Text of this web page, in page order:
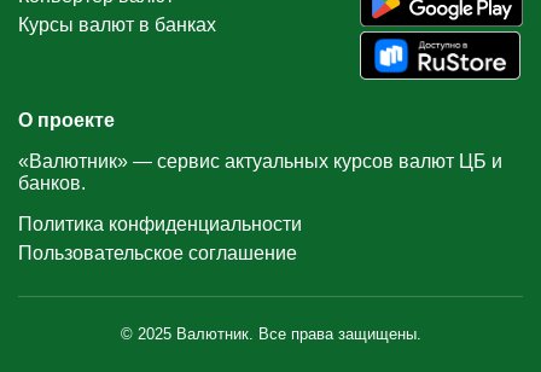
Курсы валют в банках
О проекте
«Валютник» — сервис актуальных курсов валют ЦБ и
банков.
Политика конфиденциальности
Пользовательское соглашение
© 2025 Валютник. Все права защищены.